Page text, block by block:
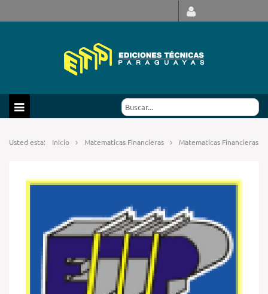
Usted esta: Inicio Matematicas Financieras Matematicas Financieras